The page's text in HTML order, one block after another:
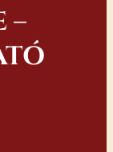
–